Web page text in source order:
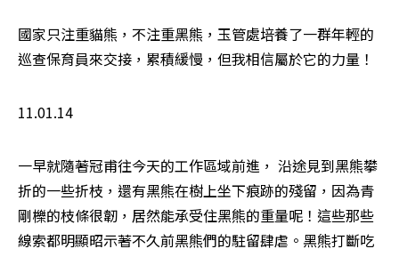
國家只注重貓熊，不注重黑熊，玉管處培養了一群年輕的
巡查保育員來交接，累積緩慢，但我相信屬於它的力量！
11.01.14
一早就隨著冠甫往今天的工作區域前進， 沿途見到黑熊攀
折的一些折枝，還有黑熊在樹上坐下痕跡的殘留，因為青
剛櫟的枝條很韌，居然能承受住黑熊的重量呢！這些那些
線索都明顯昭示著不久前黑熊們的駐留肆虐。黑熊打斷吃